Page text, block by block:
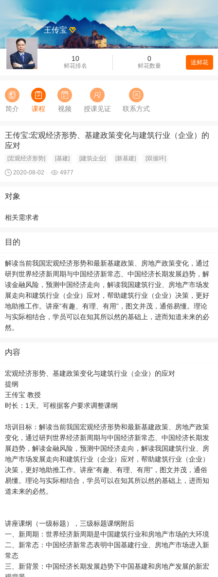
10
鲜花排名
0
鲜花数量 送鲜花
王传宝
简介 课程 视频 授课见证 联系方式
王传宝:宏观经济形势、基建政策变化与建筑行业（企业）的
应对
[宏观经济形势] [基建] [建筑企业] [新基建] [双循环]
2020-08-02 4977
对象
相关需求者
目的
解读当前我国宏观经济形势和最新基建政策、房地产政策变化，通过
研判世界经济新周期与中国经济新常态、中国经济长期发展趋势，解
读金融风险，预测中国经济走向，解读我国建筑行业、房地产市场发
展走向和建筑行业（企业）应对，帮助建筑行业（企业）决策，更好
地助推工作。讲座“有趣、有理、有用”，图文并茂，通俗易懂。理论
与实际相结合，学员可以在知其所以然的基础上，进而知道未来的必
然。
内容
宏观经济形势、基建政策变化与建筑行业（企业）的应对
提纲
王传宝 教授
时长：1天。可根据客户要求调整课纲
培训目标：解读当前我国宏观经济形势和最新基建政策、房地产政策
变化，通过研判世界经济新周期与中国经济新常态、中国经济长期发
展趋势，解读金融风险，预测中国经济走向，解读我国建筑行业、房
地产市场发展走向和建筑行业（企业）应对，帮助建筑行业（企业）
决策，更好地助推工作。讲座“有趣、有理、有用”，图文并茂，通俗
易懂。理论与实际相结合，学员可以在知其所以然的基础上，进而知
道未来的必然。
讲座课纲（一级标题），三级标题课纲附后
一、新周期：世界经济新周期是中国建筑行业和房地产市场的大环境
二、新常态：中国经济新常态表明中国基建行业、房地产市场进入新
常态
三、新背景：中国经济长期发展趋势下中国基建和房地产发展的新宏